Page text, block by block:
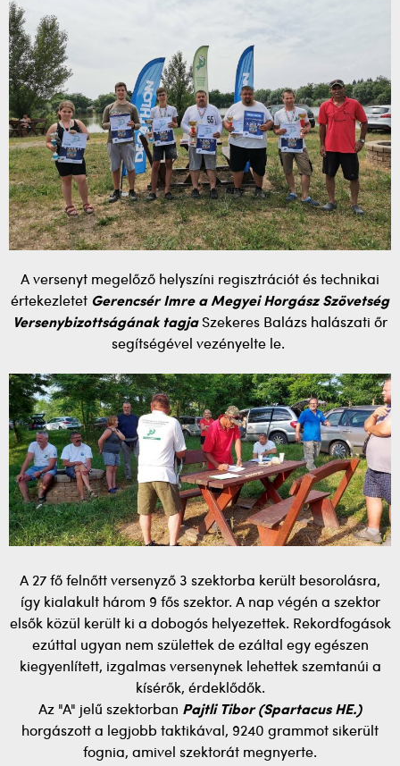
A versenyt megelőző helyszíni regisztrációt és technikai
értekezletet Gerencsér Imre a Megyei Horgász Szövetség
Versenybizottságának tagjaSzekeres Balázs halászati őr
segítségével vezényelte le.
A 27 fő felnőtt versenyző 3 szektorba került besorolásra,
így kialakult három 9 fős szektor. A nap végén a szektor
elsők közül került ki a dobogós helyezettek. Rekordfogások
ezúttal ugyan nem születtek de ezáltal egy egészen
kiegyenlített, izgalmas versenynek lehettek szemtanúi a
kísérők, érdeklődők.
Az "A" jelű szektorban Pajtli Tibor (Spartacus HE.)
horgászott a legjobb taktikával, 9240 grammot sikerült
fognia, amivel szektorát megnyerte.